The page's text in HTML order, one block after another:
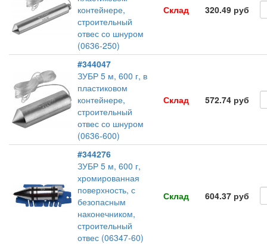
контейнере,
строительный
отвес со шнуром
(0636-250)
Склад 320.49 руб
#344047
ЗУБР 5 м, 600 г, в
пластиковом
контейнере,
строительный
отвес со шнуром
(0636-600)
Склад 572.74 руб
#344276
ЗУБР 5 м, 600 г,
хромированная
поверхность, с
безопасным
наконечником,
строительный
отвес (06347-60)
Склад 604.37 руб